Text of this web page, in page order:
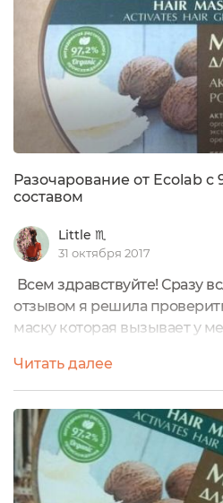
Разочарование от Ecolab c
составом
Little ♏
31 октября 2017
Всем здравствуйте! Сразу
отзывом я решила
маску которая вызывает у
с маслом ши от Ecolab,
волос. Начитавшись
интернете на данное
приобрести. Конечно, меня
надпись «97% натуральный
Читать далее